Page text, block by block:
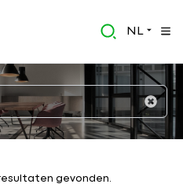
NL
gevonden.